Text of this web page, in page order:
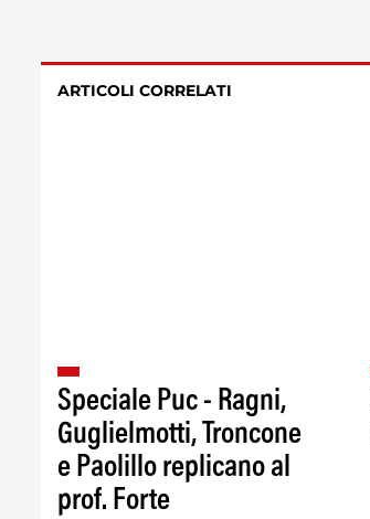
ARTICOLI CORRELATI
Speciale Puc - Ragni,
Guglielmotti, Troncone
e Paolillo replicano al
prof. Forte